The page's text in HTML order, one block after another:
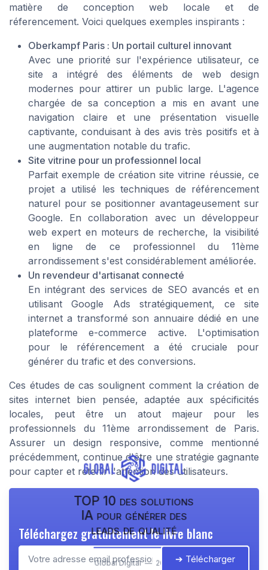
matière de conception web locale et de
réferencement. Voici quelques exemples inspirants :
Oberkampf Paris : Un portail culturel innovant
Avec une priorité sur l'expérience utilisateur, ce
site a intégré des éléments de web design
modernes pour attirer un public large. L'agence
chargée de sa conception a mis en avant une
navigation claire et une présentation visuelle
captivante, conduisant à des avis très positifs et à
une augmentation notable du trafic.
Site vitrine pour un professionnel local
Parfait exemple de création site vitrine réussie, ce
projet a utilisé les techniques de référencement
naturel pour se positionner avantageusement sur
Google. En collaboration avec un développeur
web expert en moteurs de recherche, la visibilité
en ligne de ce professionnel du 11ème
arrondissement s'est considérablement améliorée.
Un revendeur d'artisanat connecté
En intégrant des services de SEO avancés et en
utilisant Google Ads stratégiquement, ce site
internet a transformé son annuaire dédié en une
plateforme e-commerce active. L'optimisation
pour le référencement a été cruciale pour
générer du trafic et des conversions.
Ces études de cas soulignent comment la création de
sites internet bien pensée, adaptée aux spécificités
locales, peut être un atout majeur pour les
professionnels du 11ème arrondissement de Paris.
Assurer un design responsive, comme mentionné
précédemment, continue d'être une stratégie gagnante
pour capter et retenir l'attention des utilisateurs.
TOP 10 des solutions
IA pour générer des
leads de qualité
Global Digital — 2026
Téléchargez gratuitement le livre blanc
➔ Télécharger